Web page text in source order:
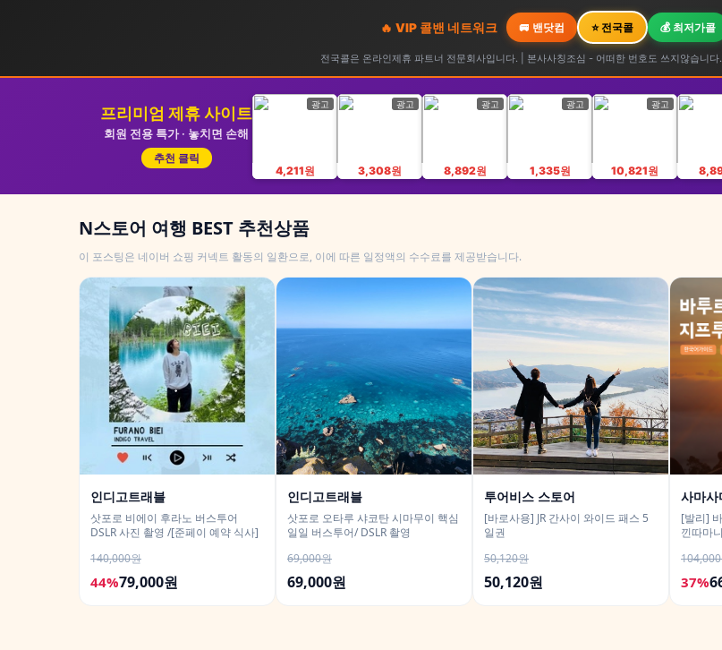
🔥 VIP 콜밴 네트워크 🚐 밴닷컴 ⭐ 전국콜 💰 최저가콜
전국콜은 온라인제휴 파트너 전문회사입니다. | 본사사칭조심 - 어떠한 번호도 쓰지않습니다.
프리미엄 제휴 사이트
회원 전용 특가 · 놓치면 손해
추천 클릭
광고
4,211원
광고
3,308원
광고
8,892원
광고
1,335원
광고
10,821원
N스토어 여행 BEST 추천상품
이 포스팅은 네이버 쇼핑 커넥트 활동의 일환으로, 이에 따른 일정액의 수수료를 제공받습니다.
인디고트래블
삿포로 비에이 후라노 버스투어
DSLR 사진 촬영 /[준페이 예약 식사]
140,000원
44%79,000원
인디고트래블
삿포로 오타루 샤코탄 시마무이 핵심
일일 버스투어/ DSLR 촬영
69,000원
69,000원
투어비스 스토어
[바로사용] JR 간사이 와이드 패스 5
일권
50,120원
50,120원
사마사
[발리]
낀따마
37%